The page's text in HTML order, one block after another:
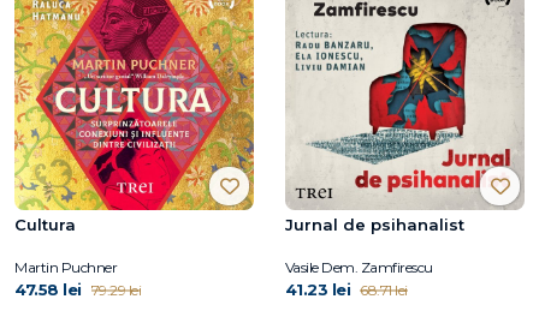
Cultura
Martin Puchner
47.58 lei 79.29 lei
Jurnal de psihanalist
Vasile Dem. Zamfirescu
41.23 lei 68.71 lei